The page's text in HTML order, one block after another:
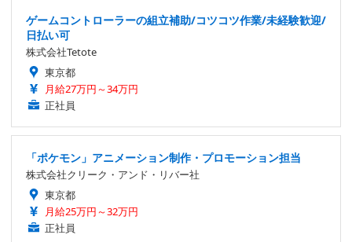
ゲームコントローラーの組立補助/コツコツ作業/未経験歓迎/
日払い可
株式会社Tetote
東京都
月給27万円～34万円
正社員
「ポケモン」アニメーション制作・プロモーション担当
株式会社クリーク・アンド・リバー社
東京都
月給25万円～32万円
正社員